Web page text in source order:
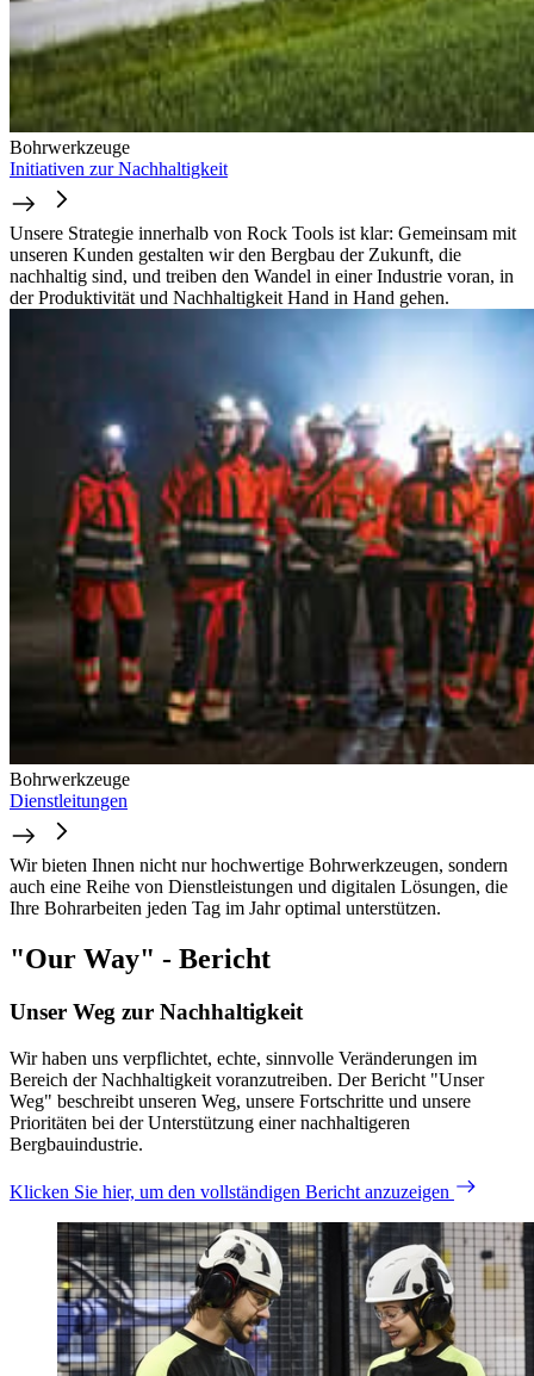
Bohrwerkzeuge
Initiativen zur Nachhaltigkeit
Unsere Strategie innerhalb von Rock Tools ist klar: Gemeinsam mit
unseren Kunden gestalten wir den Bergbau der Zukunft, die
nachhaltig sind, und treiben den Wandel in einer Industrie voran, in
der Produktivität und Nachhaltigkeit Hand in Hand gehen.
Bohrwerkzeuge
Dienstleitungen
Wir bieten Ihnen nicht nur hochwertige Bohrwerkzeugen, sondern
auch eine Reihe von Dienstleistungen und digitalen Lösungen, die
Ihre Bohrarbeiten jeden Tag im Jahr optimal unterstützen.
"Our Way" - Bericht
Unser Weg zur Nachhaltigkeit
Wir haben uns verpflichtet, echte, sinnvolle Veränderungen im
Bereich der Nachhaltigkeit voranzutreiben. Der Bericht "Unser
Weg" beschreibt unseren Weg, unsere Fortschritte und unsere
Prioritäten bei der Unterstützung einer nachhaltigeren
Bergbauindustrie.
Klicken Sie hier, um den vollständigen Bericht anzuzeigen